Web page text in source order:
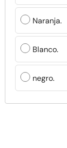
Naranja.
Blanco.
negro.